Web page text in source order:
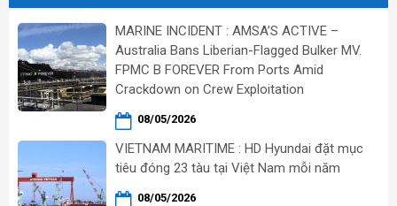
MARINE INCIDENT : AMSA’S ACTIVE –
Australia Bans Liberian-Flagged Bulker MV.
FPMC B FOREVER From Ports Amid
Crackdown on Crew Exploitation
08/05/2026
VIETNAM MARITIME : HD Hyundai đặt mục
tiêu đóng 23 tàu tại Việt Nam mỗi năm
08/05/2026